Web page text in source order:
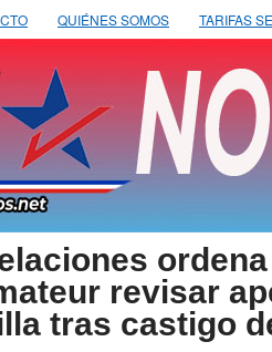
QUIÉNES SOMOS TARIFAS
revisar
tras castigo